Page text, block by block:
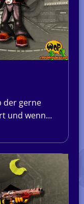
der gerne
und wenn…